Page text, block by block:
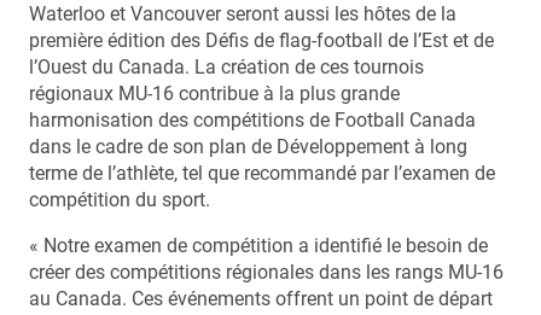
Waterloo et Vancouver seront aussi les hôtes de la
première édition des Défis de flag-football de l’Est et de
l’Ouest du Canada. La création de ces tournois
régionaux MU-16 contribue à la plus grande
harmonisation des compétitions de Football Canada
dans le cadre de son plan de Développement à long
terme de l’athlète, tel que recommandé par l’examen de
compétition du sport.
« Notre examen de compétition a identifié le besoin de
créer des compétitions régionales dans les rangs MU-16
au Canada. Ces événements offrent un point de départ